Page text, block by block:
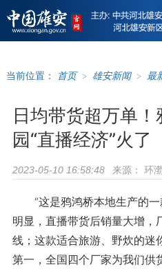
当前位置： 首页 > 雄安新闻 > 最
日均带货超万单
园“直播经济”火了
2023-05-10 16:58:48 来源： 环
“这是鸦鸿桥本地生产的一
明显，直播带货后销量大增，
线；这款适合旅游、野炊的
第一，全国四个厂家为我们供